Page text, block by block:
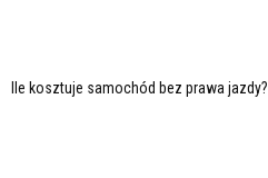
Ile kosztuje samochód bez prawa jazdy?